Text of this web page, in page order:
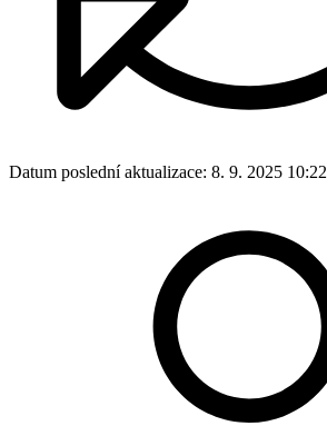
Datum poslední aktualizace: 8. 9. 2025 10:22